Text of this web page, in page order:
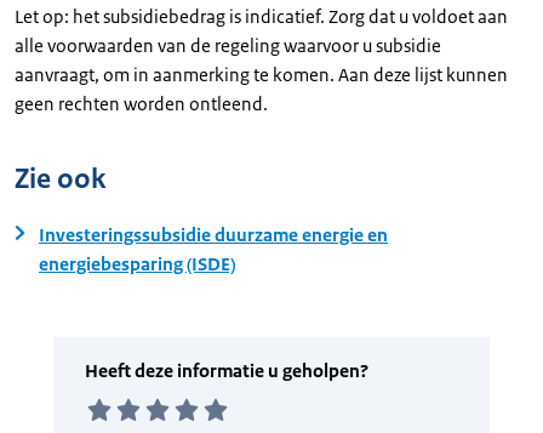
Let op: het subsidiebedrag is indicatief. Zorg dat u voldoet aan
alle voorwaarden van de regeling waarvoor u subsidie
aanvraagt, om in aanmerking te komen. Aan deze lijst kunnen
geen rechten worden ontleend.
Zie ook
Investeringssubsidie duurzame energie en
energiebesparing (ISDE)